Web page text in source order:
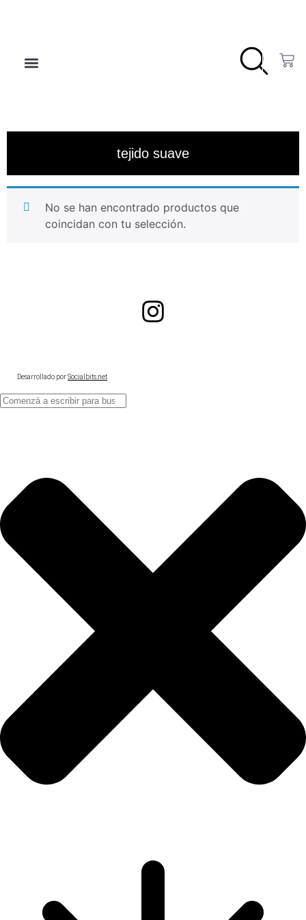
tejido suave
No se han encontrado productos que
coincidan con tu selección.
Desarrollado porSocialbits.net